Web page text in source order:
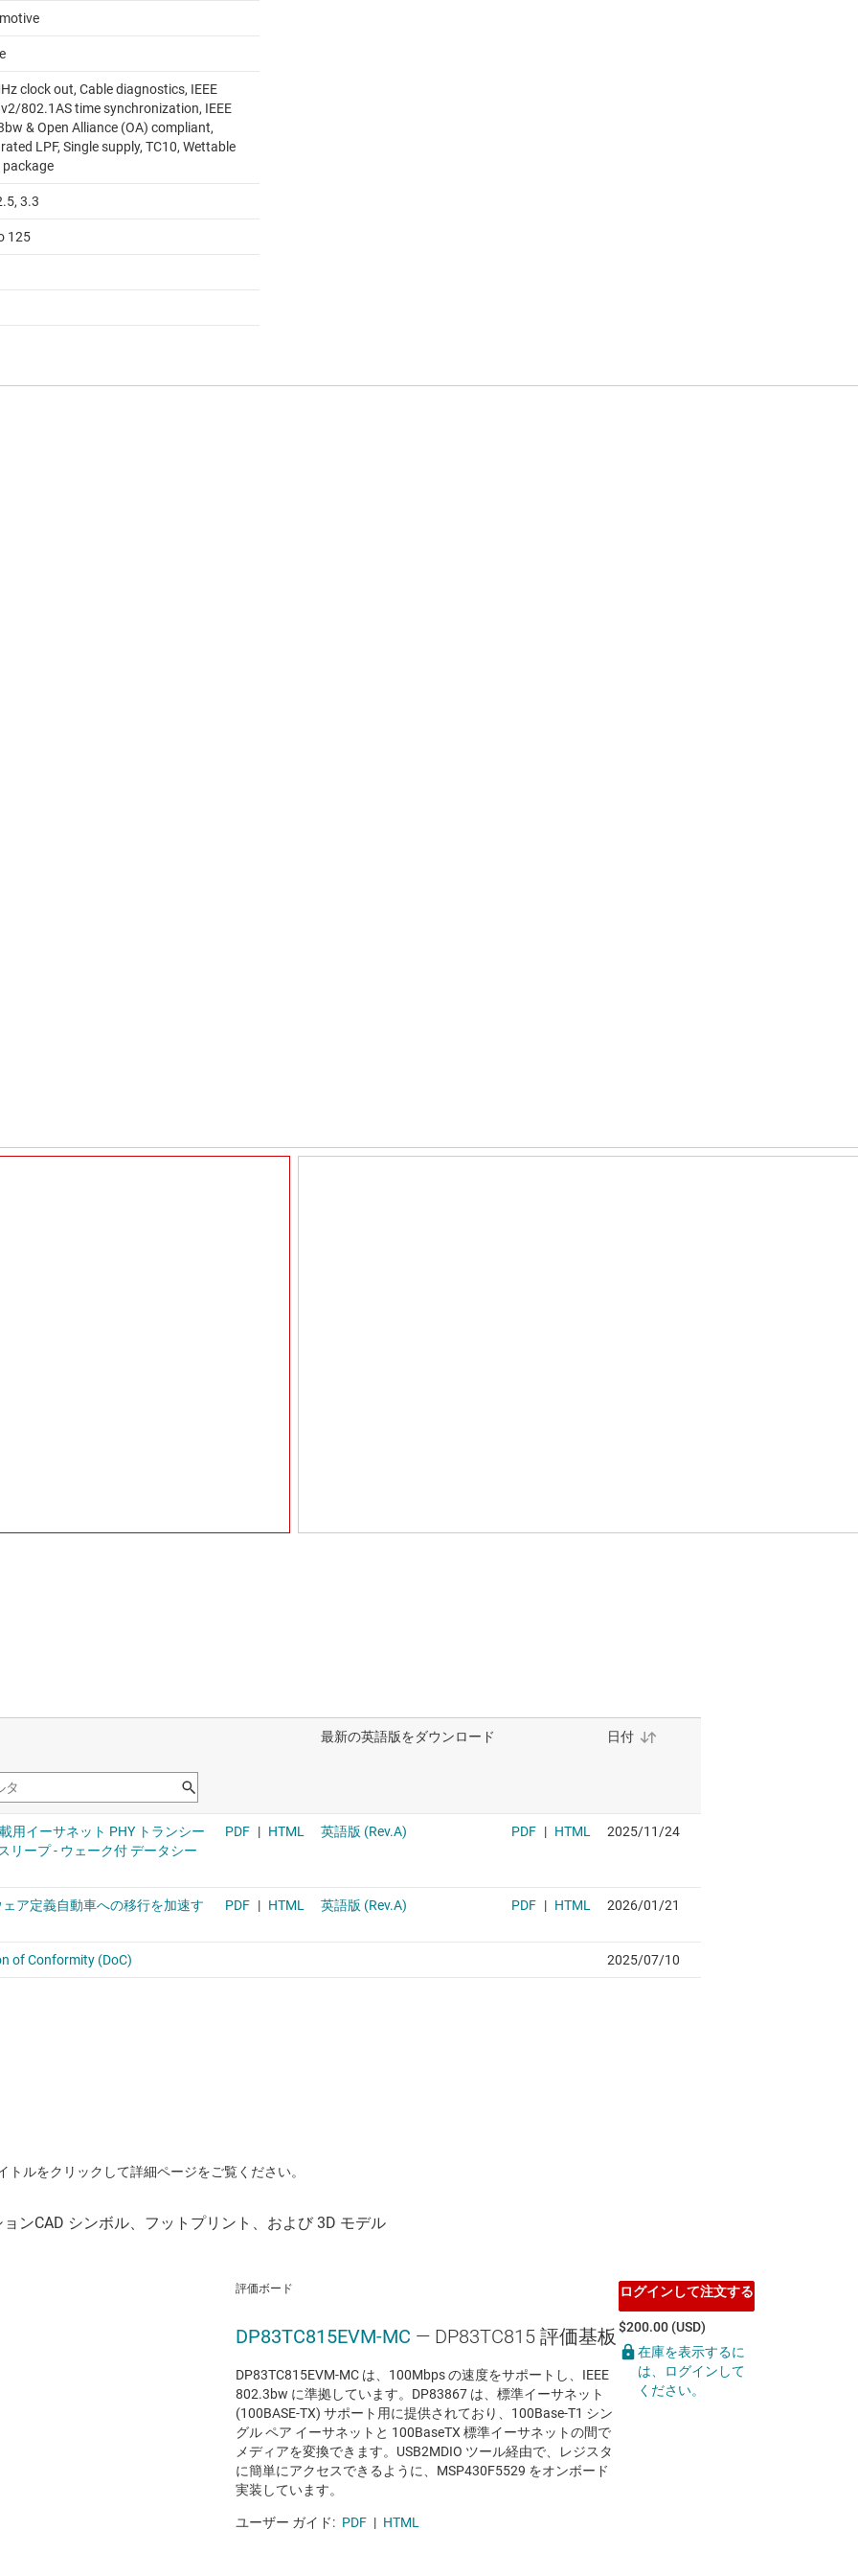
clock out, Cable diagnostics, IEEE
802.1AS time synchronization, IEEE
& Open Alliance (OA) compliant,
LPF, Single supply, TC10, Wettable
3.3
125
ルをクリックして詳細ページをご覧ください。
評価ボード
DP83TC815EVM-MC — DP83TC815 評価基板
DP83TC815EVM-MC は、100Mbps の速度をサポートし、IEEE
802.3bw に準拠しています。DP83867 は、標準イーサネット
(100BASE-TX) サポート用に提供されており、100Base-T1 シン
グル ペア イーサネットと 100BaseTX 標準イーサネットの間で
メディアを変換できます。USB2MDIO ツール経由で、レジスタ
に簡単にアクセスできるように、MSP430F5529 をオンボード
実装しています。
ユーザー ガイド: PDF | HTML
ログインして注文する
$200.00 (USD)
在庫を表示するに
は、ログインして
ください。